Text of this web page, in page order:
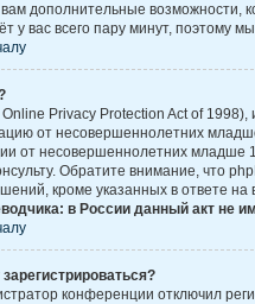
вам дополнительные возможности,
у вас всего пару минут, поэтому
Online Privacy Protection Act of
от несовершеннолетних
от несовершеннолетних младше
Обратите внимание, что
кроме указанных в ответе
в России данный акт не
конференции отключил